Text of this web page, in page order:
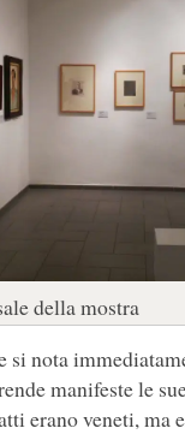
della mostra
si nota
manifeste le
erano veneti, ma